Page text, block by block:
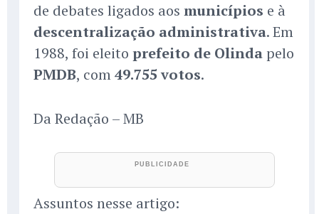
de debates ligados aos municípios e à
descentralização administrativa. Em
1988, foi eleito prefeito de Olinda pelo
PMDB, com49.755 votos.
Da Redação – MB
Assuntos nesse artigo: